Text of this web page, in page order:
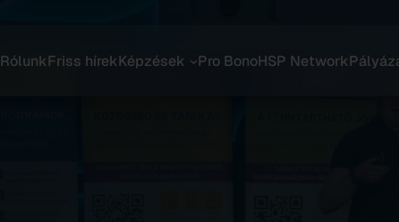
RólunkFriss hírekKépzések Pro BonoHSP Network